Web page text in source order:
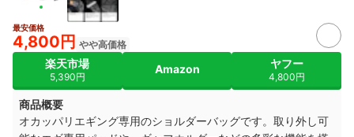
最安価格
4,800円 やや高価格
楽天市場
5,390円
Amazon ヤフー
4,800円
商品概要
オカッパリエギング専用のショルダーバッグです。取り外し可